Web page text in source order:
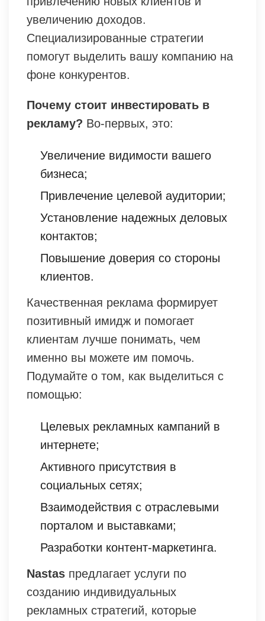
увеличению доходов.
Специализированные стратегии
помогут выделить вашу компанию на
фоне конкурентов.
Почему стоит инвестировать в
рекламу? Во-первых, это:
Увеличение видимости вашего
бизнеса;
Привлечение целевой аудитории;
Установление надежных деловых
контактов;
Повышение доверия со стороны
клиентов.
Качественная реклама формирует
позитивный имидж и помогает
клиентам лучше понимать, чем
именно вы можете им помочь.
Подумайте о том, как выделиться с
помощью:
Целевых рекламных кампаний в
интернете;
Активного присутствия в
социальных сетях;
Взаимодействия с отраслевыми
порталом и выставками;
Разработки контент-маркетинга.
Nastas предлагает услуги по
созданию индивидуальных
рекламных стратегий, которые